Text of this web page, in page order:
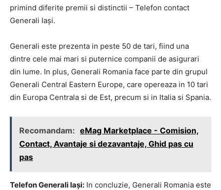
primind diferite premii si distinctii – Telefon contact
Generali Iași.
Generali este prezenta in peste 50 de tari, fiind una
dintre cele mai mari si puternice companii de asigurari
din lume. In plus, Generali Romania face parte din grupul
Generali Central Eastern Europe, care opereaza in 10 tari
din Europa Centrala si de Est, precum si in Italia si Spania.
Recomandam: eMag Marketplace - Comision,
Contact, Avantaje si dezavantaje, Ghid pas cu
pas
Telefon Generali Iași: In concluzie, Generali Romania este